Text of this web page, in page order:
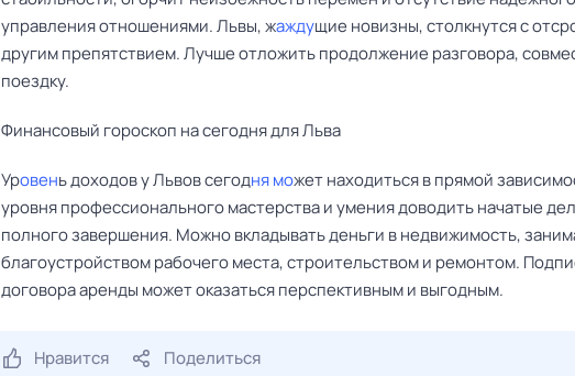
управления отношениями. Львы, жаждущие новизны, столкнутся с
другим препятствием. Лучше отложить продолжение разговора,
поездку.
Финансовый гороскоп на сегодня для Льва
Уровень доходов у Львов сегодня может находиться в прямой
уровня профессионального мастерства и умения доводить начатые
полного завершения. Можно вкладывать деньги в недвижимость,
благоустройством рабочего места, строительством и ремонтом.
договора аренды может оказаться перспективным и выгодным.
Нравится Поделиться